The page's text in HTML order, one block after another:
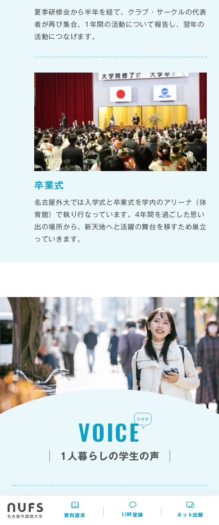
夏季研修会から半年を経て、クラブ・サークルの代表
者が再び集合。1年間の活動について報告し、翌年の
活動につなげます。
卒業式
名古屋外大では入学式と卒業式を学内のアリーナ（体
育館）で執り行なっています。4年間を過ごした思い
出の場所から、新天地へと活躍の舞台を移すため巣立
っていきます。
VOICE
1人暮らしの学生の声
福岡県 愛知県長久手市
資料請求 LINE登録 ネット出願